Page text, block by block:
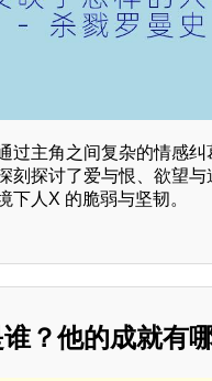
过主角之间复杂的情感
刻探讨了爱与恨、欲望与
下人X 的脆弱与坚韧。
？他的成就有